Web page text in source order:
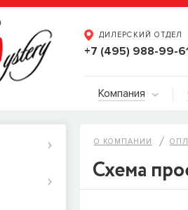
ДИЛЕРСКИЙ ОТДЕЛ
+7 (495) 988-99-
Компания
О КОМПАНИИ
Схема